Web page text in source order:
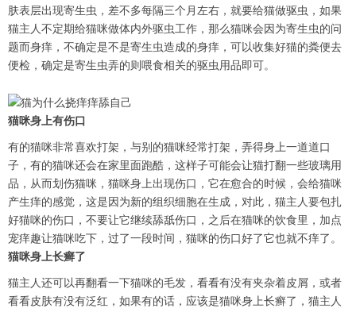
肤表层出现寄生虫，差不多每隔三个月左右，就要给猫做驱虫，如果
猫主人不定期给猫咪做体内外驱虫工作，那么猫咪会因为寄生虫的问
题而身痒，不确定是不是寄生虫造成的身痒，可以收集好猫的粪便去
便检，确定是寄生虫弄的则喂食相关的驱虫用品即可。
猫咪身上有伤口
有的猫咪非常喜欢打架，与别的猫咪经常打架，弄得身上一道道口
子，有的猫咪还会在家里面跑酷，这样子可能会让猫打翻一些玻璃用
品，从而划伤猫咪，猫咪身上出现伤口，它在愈合的时候，会给猫咪
产生痒的感觉，这是因为新的组织细胞在生成，对此，猫主人要包扎
好猫咪的伤口，不要让它继续舔舐伤口，之后在猫咪的饮食里，加点
宠痒趣让猫咪吃下，过了一段时间，猫咪的伤口好了它也就不痒了。
猫咪身上长癣了
猫主人还可以再翻看一下猫咪的毛发，看看有没有夹杂着皮屑，或者
看看皮肤有没有泛红，如果有的话，应该是猫咪身上长癣了，猫主人